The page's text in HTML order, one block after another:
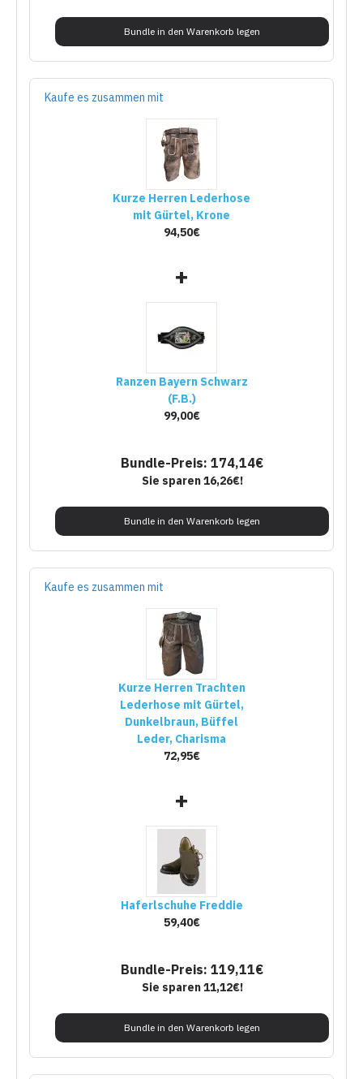
Bundle in den Warenkorb legen
Kaufe es zusammen mit
Kurze Herren Lederhose
mit Gürtel, Krone
94,50€
+
Ranzen Bayern Schwarz
(F.B.)
99,00€
Bundle-Preis: 174,14€
Sie sparen 16,26€!
Bundle in den Warenkorb legen
Kaufe es zusammen mit
Kurze Herren Trachten
Lederhose mit Gürtel,
Dunkelbraun, Büffel
Leder, Charisma
72,95€
+
Haferlschuhe Freddie
59,40€
Bundle-Preis: 119,11€
Sie sparen 11,12€!
Bundle in den Warenkorb legen